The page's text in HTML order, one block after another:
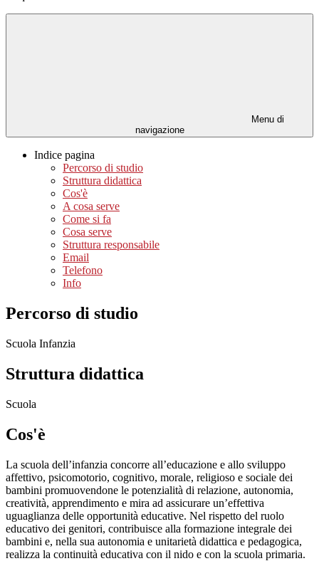
Menu di
navigazione
Indice pagina
Percorso di studio
Struttura didattica
Cos'è
A cosa serve
Come si fa
Cosa serve
Struttura responsabile
Email
Telefono
Info
Percorso di studio
Scuola Infanzia
Struttura didattica
Scuola
Cos'è
La scuola dell’infanzia concorre all’educazione e allo sviluppo
affettivo, psicomotorio, cognitivo, morale, religioso e sociale dei
bambini promuovendone le potenzialità di relazione, autonomia,
creatività, apprendimento e mira ad assicurare un’effettiva
uguaglianza delle opportunità educative. Nel rispetto del ruolo
educativo dei genitori, contribuisce alla formazione integrale dei
bambini e, nella sua autonomia e unitarietà didattica e pedagogica,
realizza la continuità educativa con il nido e con la scuola primaria.